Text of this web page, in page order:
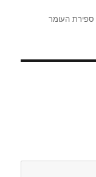
תגיות
ספירת העומר